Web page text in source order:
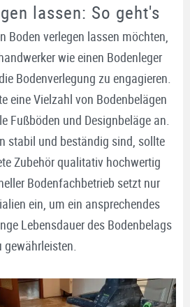
lassen: So geht's
Boden verlegen lassen möchten,
wie einen Bodenleger
Bodenverlegung zu engagieren.
eine Vielzahl von Bodenbelägen
Fußböden und Designbeläge an.
stabil und beständig sind, sollte
Zubehör qualitativ hochwertig
Bodenfachbetrieb setzt nur
ein, um ein ansprechendes
Lebensdauer des Bodenbelags
gewährleisten.